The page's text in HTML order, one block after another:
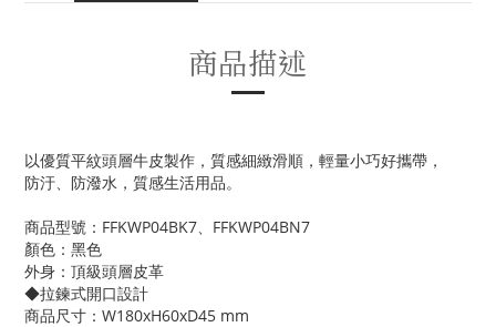
商品描述
以優質平紋頭層牛皮製作，質感細緻滑順， 輕量小巧好攜帶，
防汙、防潑水，質感生活用品。
商品型號：FFKWP04BK7、FFKWP04BN7
顏色：黑色
外身：頂級頭層皮革
◆拉鍊式開口設計
商品尺寸：W180xH60xD45 mm